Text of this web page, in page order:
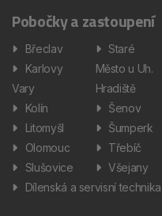
Pobočky a zastoupení
Břeclav
Karlovy
Vary
Kolín
Litomyšl
Olomouc
Slušovice
Staré
Město u Uh.
Hradiště
Šenov
Šumperk
Třebíč
Všejany
Dílenská a servisní technika